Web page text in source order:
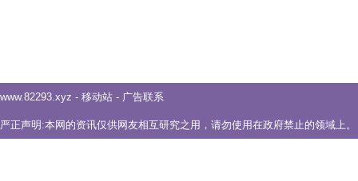
www.82293.xyz - 移动站 - 广告联系
严正声明:本网的资讯仅供网友相互研究之用，请勿使用在政府禁止的领域上。